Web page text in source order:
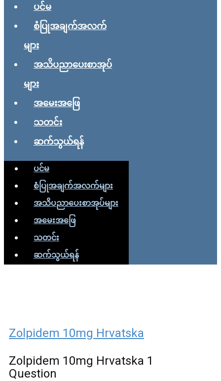
ပင်မ
စံပြုအချက်အလက်
များ
အသိပညာပေးစာအုပ်
များ
အမေးအဖြေ
သတင်း
ဆက်သွယ်ရန်
ပင်မ
စံပြုအချက်အလက်များ
အသိပညာပေးစာအုပ်များ
အမေးအဖြေ
သတင်း
ဆက်သွယ်ရန်
Zolpidem 10mg Hrvatska
Zolpidem 10mg Hrvatska 1
Question